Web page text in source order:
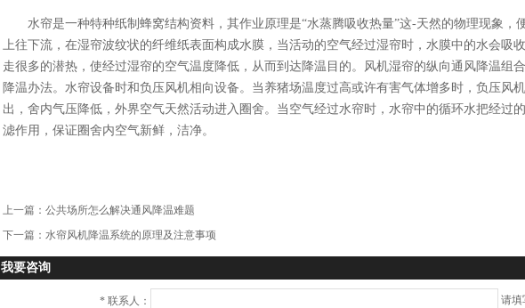
水帘是一种特种纸制蜂窝结构资料，其作业原理是“水蒸腾吸收热量”这-天然的物理现象，
上往下流，在湿帘波纹状的纤维纸表面构成水膜，当活动的空气经过湿帘时，水膜中的水会吸
走很多的潜热，使经过湿帘的空气温度降低，从而到达降温目的。风机湿帘的纵向通风降温组
降温办法。水帘设备时和负压风机相向设备。当养猪场温度过高或许有害气体增多时，负压风
出，舍内气压降低，外界空气天然活动进入圈舍。当空气经过水帘时，水帘中的循环水把经过
滤作用，保证圈舍内空气新鲜，洁净。
上一篇： 公共场所怎么解决通风降温难题
下一篇： 水帘风机降温系统的原理及注意事项
我要咨询
* 联系人： 请填